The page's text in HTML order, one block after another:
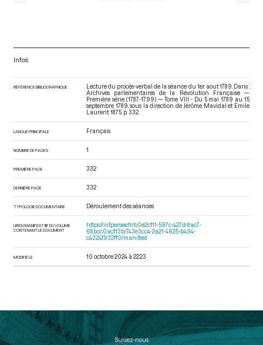
Infos
RÉFÉRENCE BIBLIOGRAPHIQUE
Lecture du procès-verbal de la séance du 1er aout 1789. Dans :
Archives parlementaires de la Révolution Française —
Première série (1787-1799) — Tome VIII - Du 5 mai 1789 au 15
septembre 1789 , sous la direction de Jérôme Mavidal et Emile
Laurent. 1875. p. 332.
LANGUE PRINCIPALE Français
NOMBRE DE PAGES 1
PREMIÈRE PAGE 332
DERNIÈRE PAGE 332
TYPOLOGIE DOCUMENTAIRE Déroulement des séances
URI DU MANIFEST IIIF DU VOLUME
CONTENANT LE DOCUMENT
https://iiif.persee.fr/b0e2cf11-597c-427d-8ac7-
68bcc0acf13b/743e3cc4-2a21-4625-b494-
c4324f932ff0/manifest
MODIFIÉ LE 10 octobre 2024 à 22:23
Suivez-nous